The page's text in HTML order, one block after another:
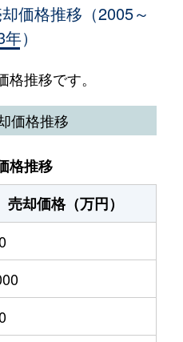
価格推移（2005～
）
推移です。
価格推移
格推移
売却価格（万円）